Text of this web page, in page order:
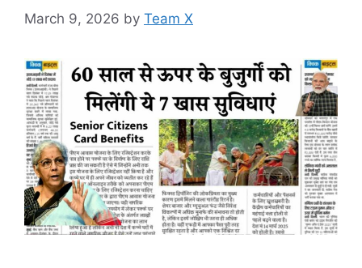
March 9, 2026 by Team X